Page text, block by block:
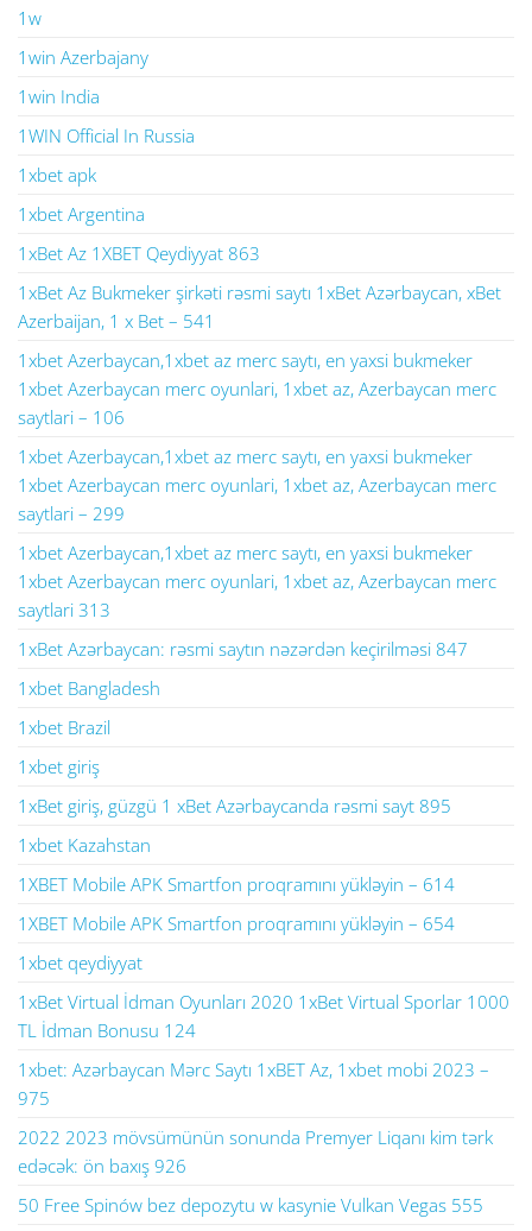
1w
1win Azerbajany
1win India
1WIN Official In Russia
1xbet apk
1xbet Argentina
1xBet Az 1XBET Qeydiyyat 863
1xBet Az Bukmeker şirkəti rəsmi saytı 1xBet Azərbaycan, xBet
Azerbaijan, 1 x Bet – 541
1xbet Azerbaycan,1xbet az merc saytı, en yaxsi bukmeker
1xbet Azerbaycan merc oyunlari, 1xbet az, Azerbaycan merc
saytlari – 106
1xbet Azerbaycan,1xbet az merc saytı, en yaxsi bukmeker
1xbet Azerbaycan merc oyunlari, 1xbet az, Azerbaycan merc
saytlari – 299
1xbet Azerbaycan,1xbet az merc saytı, en yaxsi bukmeker
1xbet Azerbaycan merc oyunlari, 1xbet az, Azerbaycan merc
saytlari 313
1xBet Azərbaycan: rəsmi saytın nəzərdən keçirilməsi 847
1xbet Bangladesh
1xbet Brazil
1xbet giriş
1xBet giriş, güzgü 1 xBet Azərbaycanda rəsmi sayt 895
1xbet Kazahstan
1XBET Mobile APK Smartfon proqramını yükləyin – 614
1XBET Mobile APK Smartfon proqramını yükləyin – 654
1xbet qeydiyyat
1xBet Virtual İdman Oyunları 2020 1xBet Virtual Sporlar 1000
TL İdman Bonusu 124
1xbet: Azərbaycan Mərc Saytı 1xBET Az, 1xbet mobi 2023 –
975
2022 2023 mövsümünün sonunda Premyer Liqanı kim tərk
edəcək: ön baxış 926
50 Free Spinów bez depozytu w kasynie Vulkan Vegas 555